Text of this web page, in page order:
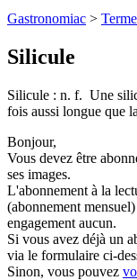
Gastronomiac >
Silicule
Silicule : n. f. Une
fois aussi longue que
Bonjour,
Vous devez être
ses images.
L'abonnement à la
(abonnement
engagement aucun.
Si vous avez déjà un
via le formulaire ci-
Sinon, vous pouvez